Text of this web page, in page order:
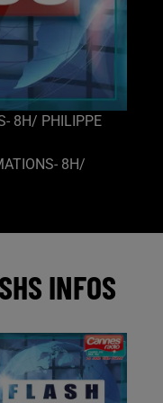
8H/ PHILIPPE
8H/
INFOS